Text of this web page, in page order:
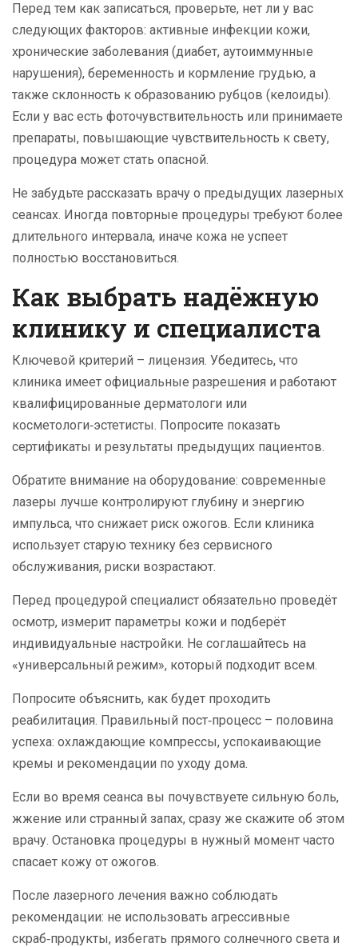
Перед тем как записаться, проверьте, нет ли у вас
следующих факторов: активные инфекции кожи,
хронические заболевания (диабет, аутоиммунные
нарушения), беременность и кормление грудью, а
также склонность к образованию рубцов (келоиды).
Если у вас есть фоточувствительность или принимаете
препараты, повышающие чувствительность к свету,
процедура может стать опасной.
Не забудьте рассказать врачу о предыдущих лазерных
сеансах. Иногда повторные процедуры требуют более
длительного интервала, иначе кожа не успеет
полностью восстановиться.
Как выбрать надёжную
клинику и специалиста
Ключевой критерий – лицензия. Убедитесь, что
клиника имеет официальные разрешения и работают
квалифицированные дерматологи или
косметологи‑эстетисты. Попросите показать
сертификаты и результаты предыдущих пациентов.
Обратите внимание на оборудование: современные
лазеры лучше контролируют глубину и энергию
импульса, что снижает риск ожогов. Если клиника
использует старую технику без сервисного
обслуживания, риски возрастают.
Перед процедурой специалист обязательно проведёт
осмотр, измерит параметры кожи и подберёт
индивидуальные настройки. Не соглашайтесь на
«универсальный режим», который подходит всем.
Попросите объяснить, как будет проходить
реабилитация. Правильный пост‑процесс – половина
успеха: охлаждающие компрессы, успокаивающие
кремы и рекомендации по уходу дома.
Если во время сеанса вы почувствуете сильную боль,
жжение или странный запах, сразу же скажите об этом
врачу. Остановка процедуры в нужный момент часто
спасает кожу от ожогов.
После лазерного лечения важно соблюдать
рекомендации: не использовать агрессивные
скраб‑продукты, избегать прямого солнечного света и